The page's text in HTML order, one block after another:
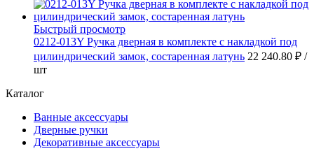
Быстрый просмотр
0212-013Y Ручка дверная в комплекте с накладкой под
цилиндрический замок, состаренная латунь 22 240.80 ₽ /
шт
Каталог
Ванные аксессуары
Дверные ручки
Декоративные аксессуары